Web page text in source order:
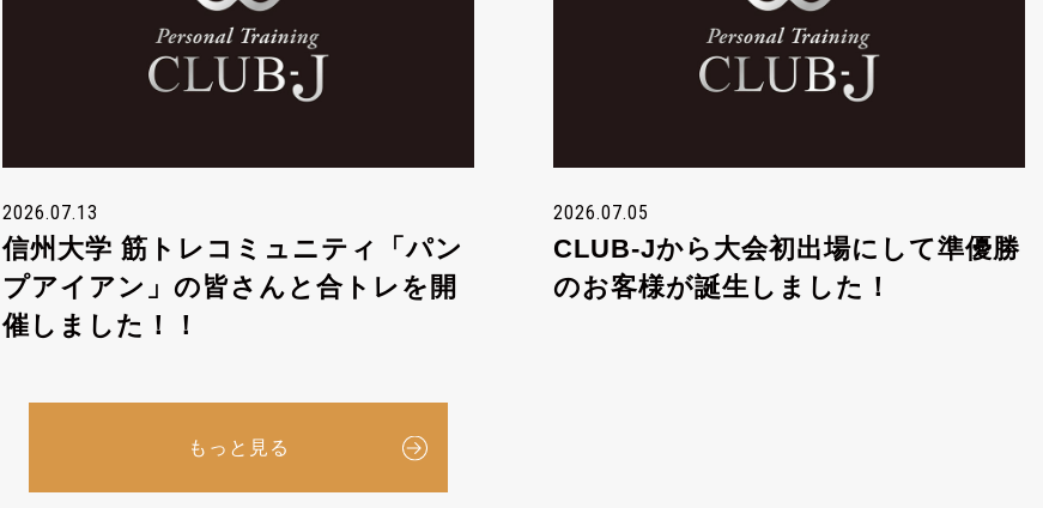
2026.07.13
信州大学 筋トレコミュニティ「パン
プアイアン」の皆さんと合トレを開
催しました！！
2026.07.05
CLUB-Jから大会初出場にして準優勝
のお客様が誕生しました！
もっと見る